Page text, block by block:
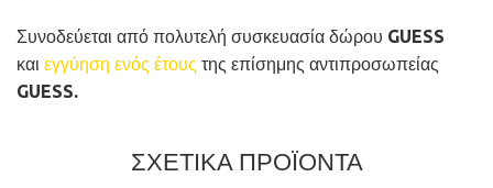
Συνοδεύεται από πολυτελή συσκευασία δώρου GUESS
και εγγύηση ενός έτους της επίσημης αντιπροσωπείας
GUESS.
ΣΧΕΤΙΚΑ ΠΡΟΪΟΝΤΑ